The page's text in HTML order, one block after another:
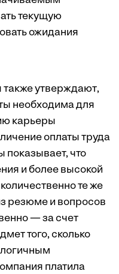
текущую
ожидания
также утверждают,
необходима для
карьеры
оплаты труда
показывает, что
и более высокой
количественноте же
резюме и вопросов
— за счет
того, сколько
платила